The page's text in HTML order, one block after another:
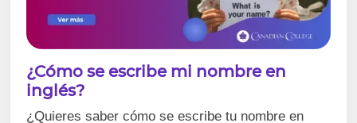
¿Cómo se escribe mi nombre en
inglés?
¿Quieres saber cómo se escribe tu nombre en